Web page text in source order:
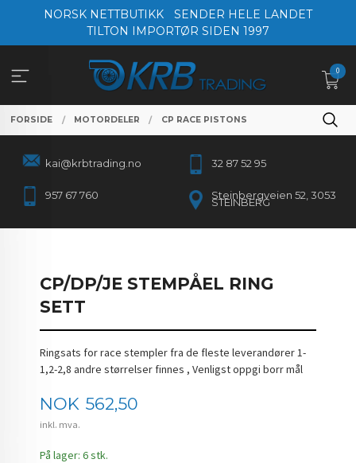
NORSK NETTBUTIKK
SENDER HELE LANDET
TILTON IMPORTØR SIDEN 1997
0
FORSIDE MOTORDELER CP RACE PISTONS
kai@krbtrading.no 32 87 52 95
957 67 760 Steinbergveien 52, 3053
STEINBERG
CP/DP/JE STEMPÅEL RING
SETT
Ringsats for race stempler fra de fleste leverandører 1-
1,2-2,8 andre størrelser finnes , Venligst oppgi borr mål
Pris
NOK 562,50
inkl. mva.
På lager: 6 stk.